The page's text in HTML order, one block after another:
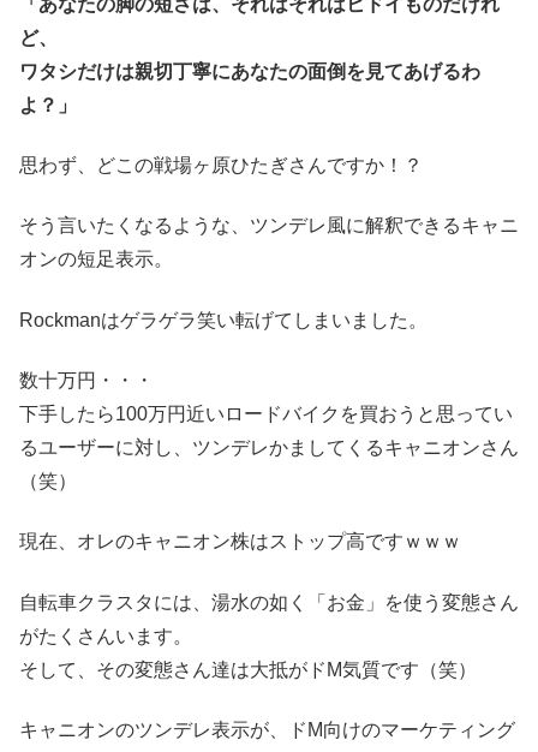
ど、
ワタシだけは親切丁寧にあなたの面倒を見てあげるわ
よ？」
思わず、どこの戦場ヶ原ひたぎさんですか！？
そう言いたくなるような、ツンデレ風に解釈できるキャニ
オンの短足表示。
Rockmanはゲラゲラ笑い転げてしまいました。
数十万円・・・
下手したら100万円近いロードバイクを買おうと思ってい
るユーザーに対し、ツンデレかましてくるキャニオンさん
（笑）
現在、オレのキャニオン株はストップ高ですｗｗｗ
自転車クラスタには、湯水の如く「お金」を使う変態さん
がたくさんいます。
そして、その変態さん達は大抵がドM気質です（笑）
キャニオンのツンデレ表示が、ドM向けのマーケティング